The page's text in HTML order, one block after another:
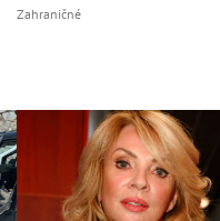
Zahraničné